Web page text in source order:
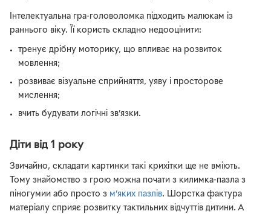
Інтелектуальна гра-головоломка підходить малюкам із
раннього віку. Її користь складно недооцінити:
тренує дрібну моторику, що впливає на розвиток
мовлення;
розвиває візуальне сприйняття, уяву і просторове
мислення;
вчить будувати логічні зв’язки.
Діти від 1 року
Звичайно, складати картинки такі крихітки ще не вміють.
Тому знайомство з грою можна почати з килимка-пазла з
піногумии або просто з м’яких пазлів. Шорстка фактура
матеріалу сприяє розвитку тактильних відчуттів дитини. А